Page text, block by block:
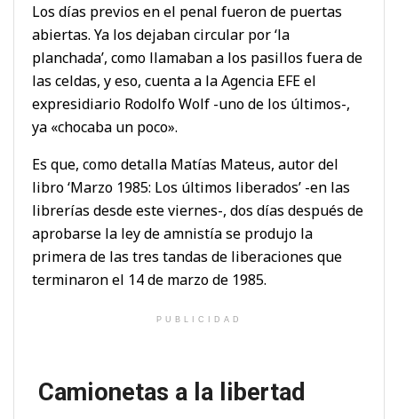
Los días previos en el penal fueron de puertas
abiertas. Ya los dejaban circular por ‘la
planchada’, como llamaban a los pasillos fuera de
las celdas, y eso, cuenta a la Agencia EFE el
expresidiario Rodolfo Wolf -uno de los últimos-,
ya «chocaba un poco».
Es que, como detalla Matías Mateus, autor del
libro ‘Marzo 1985: Los últimos liberados’ -en las
librerías desde este viernes-, dos días después de
aprobarse la ley de amnistía se produjo la
primera de las tres tandas de liberaciones que
terminaron el 14 de marzo de 1985.
PUBLICIDAD
Camionetas a la libertad